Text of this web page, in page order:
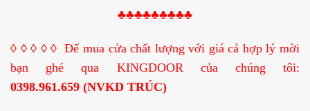
♣♣♣♣♣♣♣♣♣
◊ ◊ ◊ ◊ ◊ Để mua cửa chất lượng với giá cả hợp lý mời
bạn ghé qua KINGDOOR của chúng tôi:
0398.961.659 (NVKD TRÚC)